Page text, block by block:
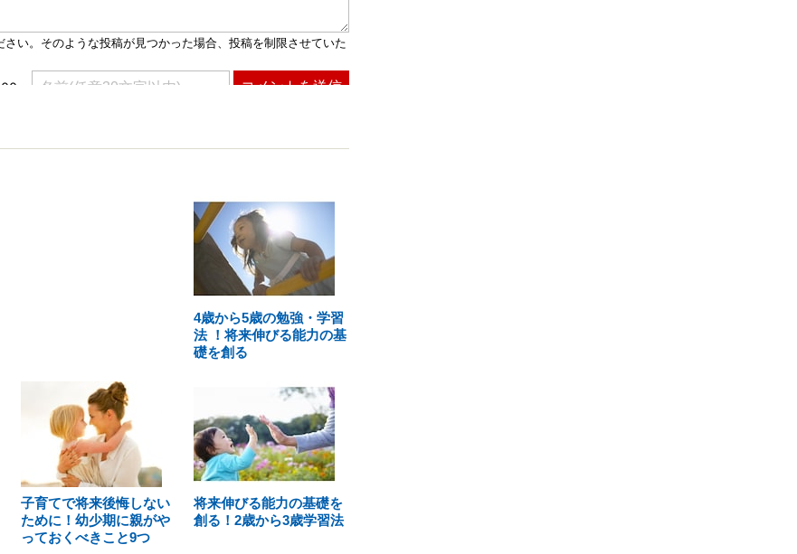
4歳から5歳の勉強・学習
法 ！将来伸びる能力の基
礎を創る
子育てで将来後悔しない
ために！幼少期に親がや
っておくべきこと9つ
将来伸びる能力の基礎を
創る！2歳から3歳学習法